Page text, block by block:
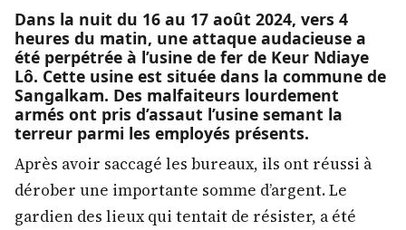
Dans la nuit du 16 au 17 août 2024, vers 4
heures du matin, une attaque audacieuse a
été perpétrée à l’usine de fer de Keur Ndiaye
Lô. Cette usine est située dans la commune de
Sangalkam. Des malfaiteurs lourdement
armés ont pris d’assaut l’usine semant la
terreur parmi les employés présents.
Après avoir saccagé les bureaux, ils ont réussi à
dérober une importante somme d’argent. Le
gardien des lieux qui tentait de résister, a été